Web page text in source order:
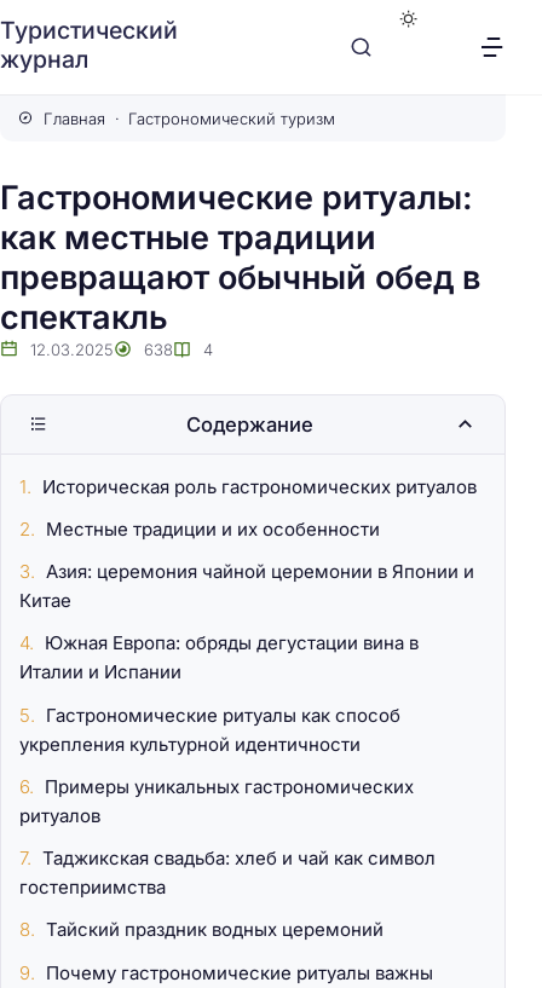
Туристический
журнал
Главная Гастрономический туризм
Гастрономические ритуалы:
как местные традиции
превращают обычный обед в
спектакль
12.03.2025 638 4
Содержание
Историческая роль гастрономических ритуалов
Местные традиции и их особенности
Азия: церемония чайной церемонии в Японии и
Китае
Южная Европа: обряды дегустации вина в
Италии и Испании
Гастрономические ритуалы как способ
укрепления культурной идентичности
Примеры уникальных гастрономических
ритуалов
Таджикская свадьба: хлеб и чай как символ
гостеприимства
Тайский праздник водных церемоний
Почему гастрономические ритуалы важны